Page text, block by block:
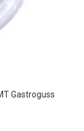
Gastroguss